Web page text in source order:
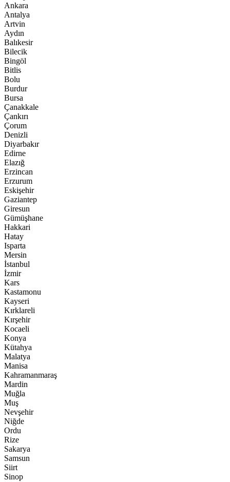
Ankara
Antalya
Artvin
Aydın
Balıkesir
Bilecik
Bingöl
Bitlis
Bolu
Burdur
Bursa
Çanakkale
Çankırı
Çorum
Denizli
Diyarbakır
Edirne
Elazığ
Erzincan
Erzurum
Eskişehir
Gaziantep
Giresun
Gümüşhane
Hakkari
Hatay
Isparta
Mersin
İstanbul
İzmir
Kars
Kastamonu
Kayseri
Kırklareli
Kırşehir
Kocaeli
Konya
Kütahya
Malatya
Manisa
Kahramanmaraş
Mardin
Muğla
Muş
Nevşehir
Niğde
Ordu
Rize
Sakarya
Samsun
Siirt
Sinop